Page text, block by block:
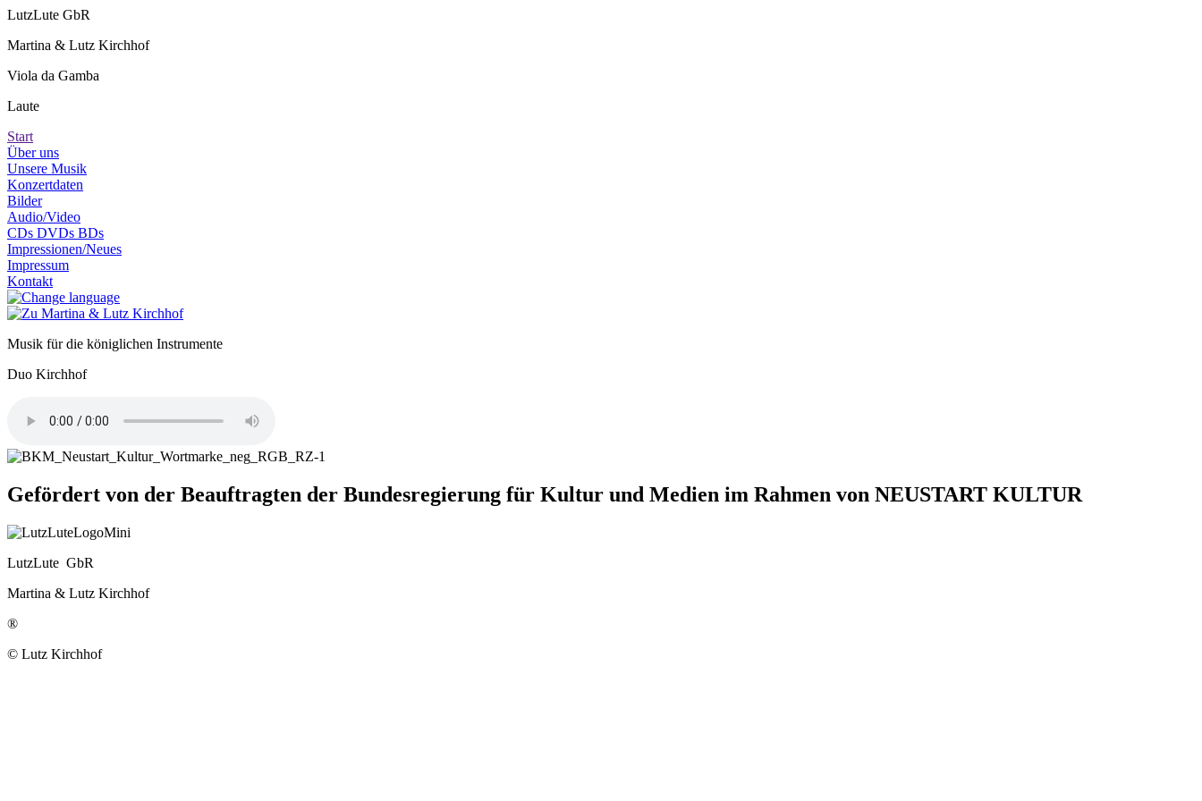
LutzLute GbR
Martina & Lutz Kirchhof
Viola da Gamba
Laute
Start
Über uns
Unsere Musik
Konzertdaten
Bilder
Audio/Video
CDs DVDs BDs
Impressionen/Neues
Impressum
Kontakt
Musik für die königlichen Instrumente
Duo Kirchhof
Gefördert von der Beauftragten der Bundesregierung für Kultur und Medien im Rahmen von NEUSTART KULTUR
LutzLute GbR
Martina & Lutz Kirchhof
®
© Lutz Kirchhof